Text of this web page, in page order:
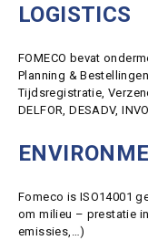
LOGISTICS
FOMECO bevat
Planning &
Tijdsregistratie,
DELFOR, DESADV,
Fomeco is ISO14001
om milieu – prestatie
emissies,…)